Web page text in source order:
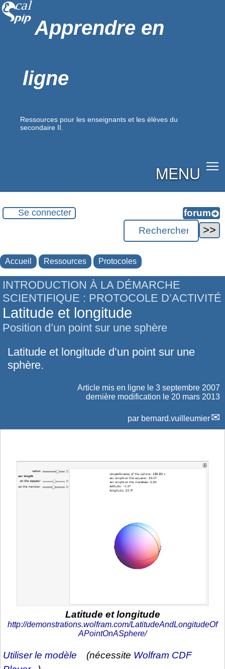
Apprendre en
ligne
Ressources pour les enseignants et les élèves du
secondaire II.
MENU
Se connecter
Accueil Ressources Protocoles
INTRODUCTION À LA DÉMARCHE
SCIENTIFIQUE : PROTOCOLE D’ACTIVITÉ
Latitude et longitude
Position d’un point sur une sphère
Latitude et longitude d’un point sur une
sphère.
Article mis en ligne le 3 septembre 2007
dernière modification le 20 mars 2013
par bernard.vuilleumier
Latitude et longitude
http://demonstrations.wolfram.com/LatitudeAndLongitudeOf
APointOnASphere/
Utiliser le modèle (nécessite Wolfram CDF